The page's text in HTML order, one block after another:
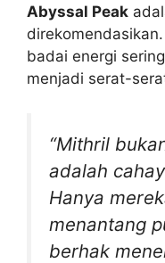
Abyssal Peak
badai energi
menjadi serat-
“Mithril
adalah
Hanya
menantang
berhak